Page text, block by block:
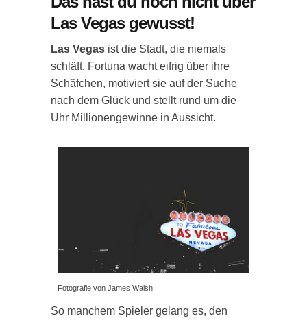
Las Vegas gewusst!
Las Vegas ist die Stadt, die niemals
schläft. Fortuna wacht eifrig über ihre
Schäfchen, motiviert sie auf der Suche
nach dem Glück und stellt rund um die
Uhr Millionengewinne in Aussicht.
Fotografie von James Walsh
So manchem Spieler gelang es, den